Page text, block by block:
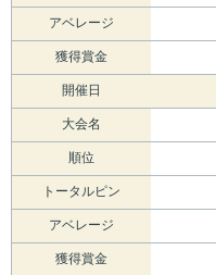
アベレージ
獲得賞金
開催日
大会名
順位
トータルピン
アベレージ
獲得賞金